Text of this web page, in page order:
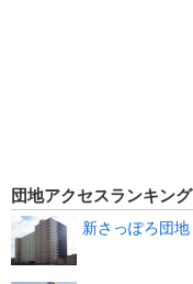
団地アクセスランキング
新さっぽろ団地